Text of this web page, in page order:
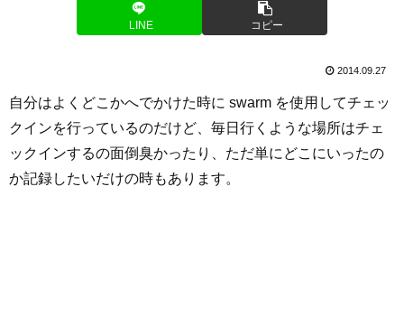
LINE コピー
2014.09.27
自分はよくどこかへでかけた時に swarm を使用してチェッ
クインを行っているのだけど、毎日行くような場所はチェ
ックインするの面倒臭かったり、ただ単にどこにいったの
か記録したいだけの時もあります。